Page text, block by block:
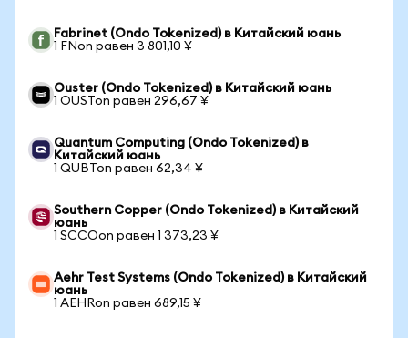
Fabrinet (Ondo Tokenized) в Китайский юань
1 FNon равен 3 801,10 ¥
Ouster (Ondo Tokenized) в Китайский юань
1 OUSTon равен 296,67 ¥
Quantum Computing (Ondo Tokenized) в
Китайский юань
1 QUBTon равен 62,34 ¥
Southern Copper (Ondo Tokenized) в Китайский
юань
1 SCCOon равен 1 373,23 ¥
Aehr Test Systems (Ondo Tokenized) в Китайский
юань
1 AEHRon равен 689,15 ¥